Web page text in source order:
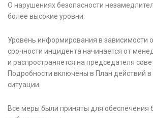
О нарушениях безопасности
более высокие уровни.
Уровень информирования в зависимости
срочности инцидента начинается от
и распространяется на председателя
Подробности включены в План действий
ситуации.
Все меры были приняты для обеспечения